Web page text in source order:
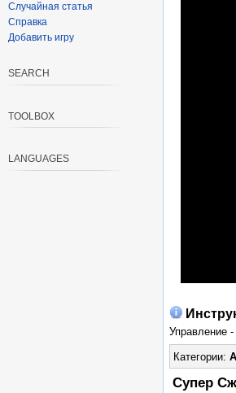
Управление -
Категории:
Супер
Случайная статья
Справка
Добавить игру
SEARCH
TOOLBOX
LANGUAGES